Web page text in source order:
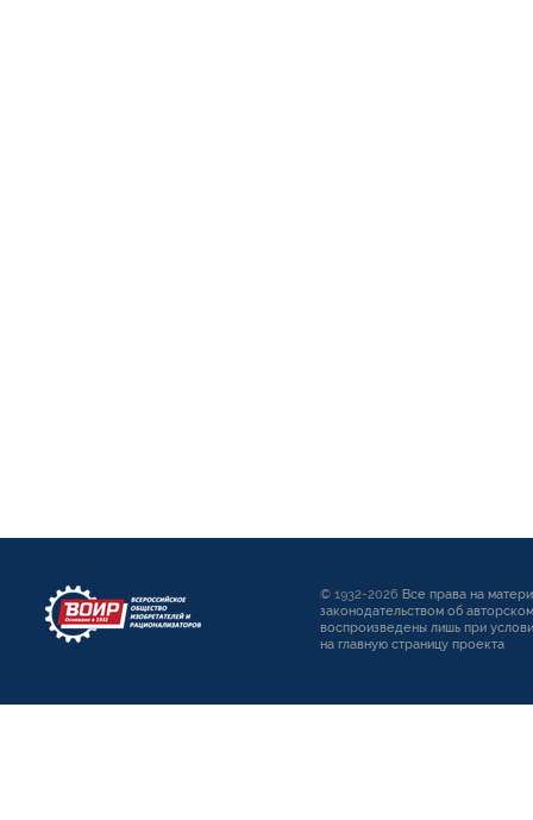
© 1932-2026 Все права на
законодательством об
воспроизведены лишь при
на главную страницу проекта